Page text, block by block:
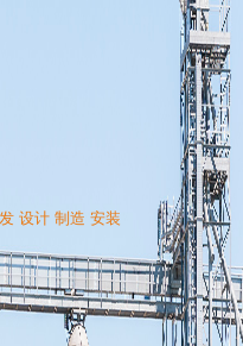
训保养
全套输送设备和解决
研发设计 生产制造 工程规划 设
VIEW MORE
设计 制造 安装